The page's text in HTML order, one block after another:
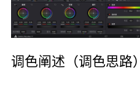
调色阐述（调色思路）